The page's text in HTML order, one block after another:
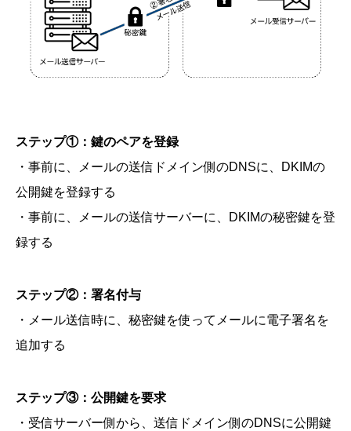
ステップ①：鍵のペアを登録
・事前に、メールの送信ドメイン側のDNSに、DKIMの
公開鍵を登録する
・事前に、メールの送信サーバーに、DKIMの秘密鍵を登
録する
ステップ②：署名付与
・メール送信時に、秘密鍵を使ってメールに電子署名を
追加する
ステップ③：公開鍵を要求
・受信サーバー側から、送信ドメイン側のDNSに公開鍵